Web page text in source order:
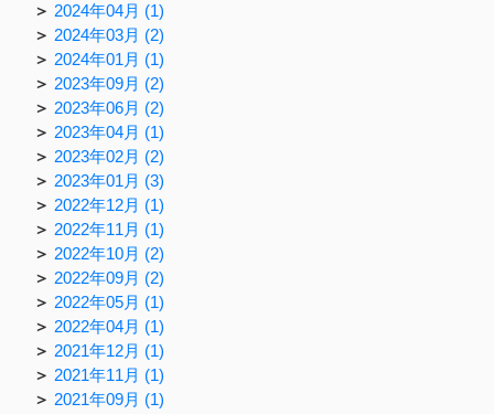
2024年04月 (1)
2024年03月 (2)
2024年01月 (1)
2023年09月 (2)
2023年06月 (2)
2023年04月 (1)
2023年02月 (2)
2023年01月 (3)
2022年12月 (1)
2022年11月 (1)
2022年10月 (2)
2022年09月 (2)
2022年05月 (1)
2022年04月 (1)
2021年12月 (1)
2021年11月 (1)
2021年09月 (1)